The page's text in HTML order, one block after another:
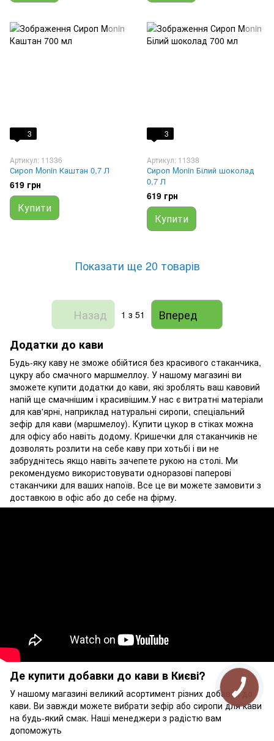
3
Артикул: 11336
Сироп Monin Каштан 0,7 Л
619 грн
Купити
3
Артикул: 11338
Сироп Monin Білий шоколад
0,7 Л
619 грн
Купити
Показати ще 20 товарів
Назад 1 з 51
Вперед
Додатки до кави
Будь-яку каву не зможе обійтися без красивого стаканчика,
цукру або смачного маршмеллоу. У нашому магазині ви
зможете купити додатки до кави, які зроблять ваш кавовий
напій ще смачнішим і красивішим.У нас є витратні матеріали
для кав'ярні, наприклад натуральні сиропи, спеціальний
зефір для кави (маршмелоу). Купити цукор в стіках можна
для офісу або навіть додому. Кришечки для стаканчиків не
дозволять розлити на себе каву при хотьбі і ви не
забруднітесь якщо навіть зачепете рукою на столі. Ми
рекомендуємо використовувати одноразові паперові
стаканчики для ваших напоїв. Все це ви можете замовити з
доставкою в офіс або до себе на фірму.
Де купити добавки до кави в Києві?
У нашому магазині великий асортимент різних добавок до
кави. Ви завжди можете вибрати зефір або сиропи для кави
на будь-який смак. Наші менеджери з радістю вам
допоможуть